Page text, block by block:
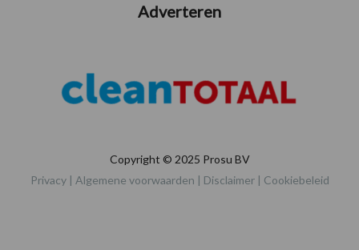
Adverteren
Copyright © 2025 Prosu BV
Privacy| Algemene voorwaarden | Disclaimer| Cookiebeleid